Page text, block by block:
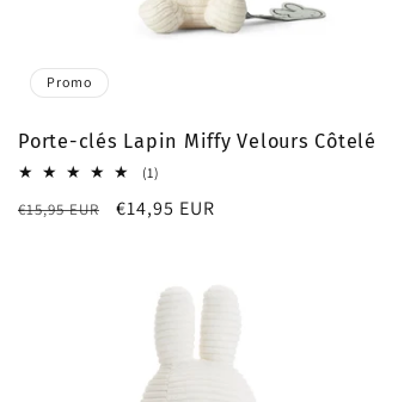
Promo
Porte-clés Lapin Miffy Velours Côtelé
(1)
des
Prix
€15,95 EUR
Prix
€14,95 EUR